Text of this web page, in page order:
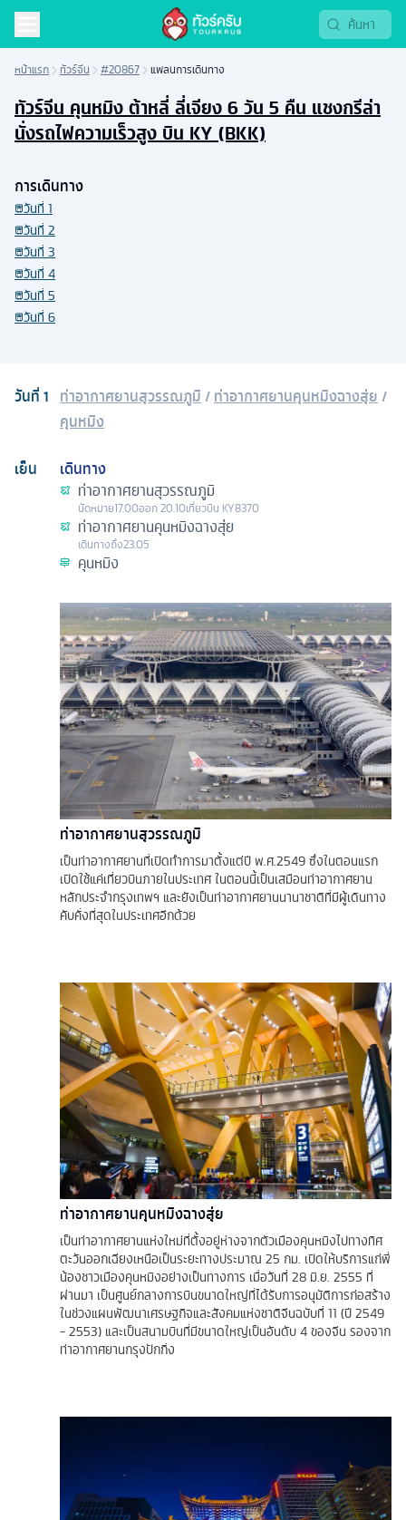
หน้าแรก ทัวร์จีน #20867 แพลนการเดินทาง
ทัวร์จีน คุนหมิง ต้าหลี่ ลี่เจียง 6 วัน 5 คืน แชงกรีล่า
นั่งรถไฟความเร็วสูง บิน KY (BKK)
วันที่1 ท่าอากาศยานสุวรรณภูมิ /ท่าอากาศยานคุนหมิงฉางสุ่ย /
คุนหมิง
เย็น
เดินทาง
ท่าอากาศยานสุวรรณภูมิ
นัดหมาย17.00ออก20.10เที่ยวบิน KY8370
ท่าอากาศยานคุนหมิงฉางสุ่ย
เดินทางถึง23.05
คุนหมิง
ท่าอากาศยานสุวรรณภูมิ
เป็นท่าอากาศยานที่เปิดทำการมาตั้งแต่ปี พ.ศ.2549 ซึ่งในตอนแรก
เปิดใช้แค่เที่ยวบินภายในประเทศ ในตอนนี้เป็นเสมือนท่าอากาศยาน
หลักประจำกรุงเทพฯ และยังเป็นท่าอากาศยานนานาชาติที่มีผู้เดินทาง
คับคั่งที่สุดในประเทศอีกด้วย
ท่าอากาศยานคุนหมิงฉางสุ่ย
เป็นท่าอากาศยานแห่งใหม่ที่ตั้งอยู่ห่างจากตัวเมืองคุนหมิงไปทางทิศ
ตะวันออกเฉียงเหนือเป็นระยะทางประมาณ 25 กม. เปิดให้บริการแก่พี่
น้องชาวเมืองคุนหมิงอย่างเป็นทางการ เมื่อวันที่ 28 มิ.ย. 2555 ที่
ผ่านมา เป็นศูนย์กลางการบินขนาดใหญ่ที่ได้รับการอนุมัติการก่อสร้าง
ในช่วงแผนพัฒนาเศรษฐกิจและสังคมแห่งชาติจีนฉบับที่ 11 (ปี 2549
- 2553) และเป็นสนามบินที่มีขนาดใหญ่เป็นอันดับ 4 ของจีน รองจาก
ท่าอากาศยานกรุงปักกิ่ง
การเดินทาง
วันที่ 1
วันที่ 2
วันที่ 3
วันที่ 4
วันที่ 5
วันที่ 6